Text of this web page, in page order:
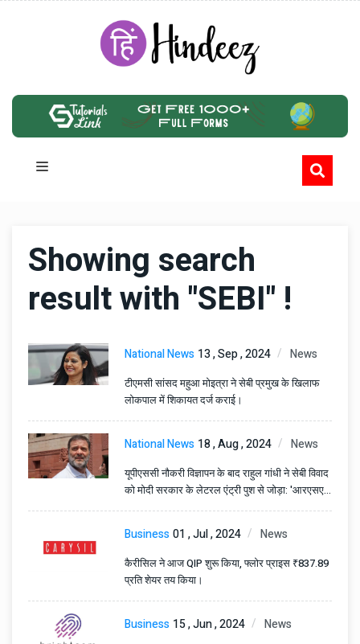
Showing search
result with "SEBI" !
National News 13 , Sep , 2024 News
टीएमसी सांसद महुआ मोइत्रा ने सेबी प्रमुख के खिलाफ
लोकपाल में शिकायत दर्ज कराई।
National News 18 , Aug , 2024 News
यूपीएससी नौकरी विज्ञापन के बाद राहुल गांधी ने सेबी विवाद
को मोदी सरकार के लेटरल एंट्री पुश से जोड़ा: 'आरएसएस
के माध्यम से भर्ती'
Business01 , Jul , 2024 News
कैरीसिल ने आज QIP शुरू किया, फ्लोर प्राइस ₹837.89
प्रति शेयर तय किया।
Business 15 , Jun , 2024 News